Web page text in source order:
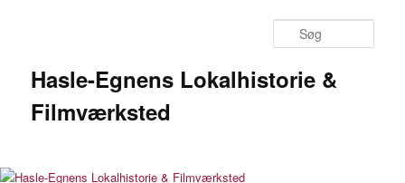
Hasle-Egnens Lokalhistorie &
Filmværksted